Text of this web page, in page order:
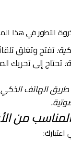
التطور في هذا
تفتح وتغلق
تحتاج إلى تحريك
طريق الهاتف
المناسب من
اعتبارك: